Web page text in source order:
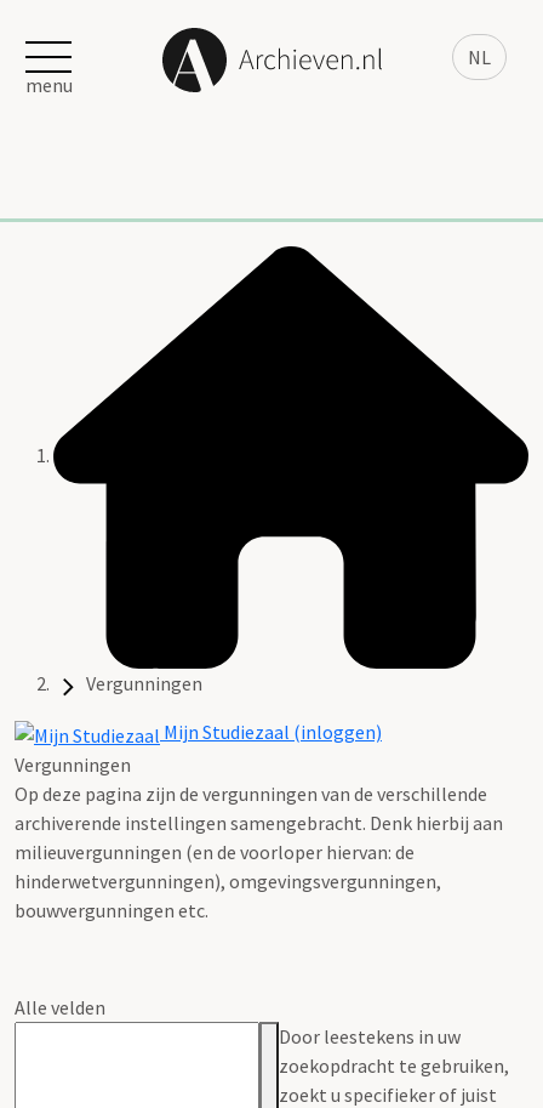
NL
menu
Vergunningen
Mijn Studiezaal (inloggen)
Vergunningen
Op deze pagina zijn de vergunningen van de verschillende
archiverende instellingen samengebracht. Denk hierbij aan
milieuvergunningen (en de voorloper hiervan: de
hinderwetvergunningen), omgevingsvergunningen,
bouwvergunningen etc.
Alle velden
Door leestekens in uw
zoekopdracht te gebruiken,
zoekt u specifieker of juist